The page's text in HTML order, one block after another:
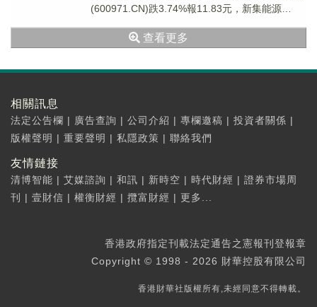
(600971.CN)跌3.74%報11.83元，新集能源
查看更多
相關訊息
法定公告欄 | 廣告查詢 | 公司介紹 | 專欄邀稿 | 投資者關係 |
版權聲明 | 重要聲明 | 私隱政策 | 聯絡我們
友情鏈接
清博智能 | 艾媒諮詢 | 和訊 | 新時空 | 時代財經 | 證券市場周
刊
| 壹財信 | 權衡財經 | 攬富財經 | 更多...
香港政府指定刊載法定通告之憲報刊登報章
Copyright © 1998 - 2026 財華控股有限公司
香港財華社版權所有,未經同意不得轉載。